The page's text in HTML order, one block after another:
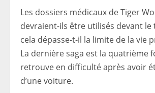
Les dossiers médicaux de Tiger
devraient-ils être utilisés devant
cela dépasse-t-il la limite de la vie
La dernière saga est la quatrième
retrouve en difficulté après avoir
d’une voiture.